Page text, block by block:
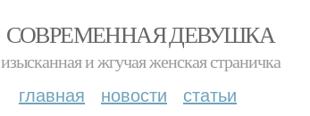
СОВРЕМЕННАЯ ДЕВУШКА
изысканная и жгучая женская страничка
главная новости статьи